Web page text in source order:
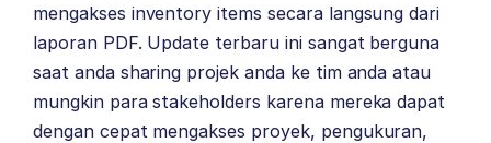
mengakses inventory items secara langsung dari
laporan PDF. Update terbaru ini sangat berguna
saat anda sharing projek anda ke tim anda atau
mungkin para stakeholders karena mereka dapat
dengan cepat mengakses proyek, pengukuran,